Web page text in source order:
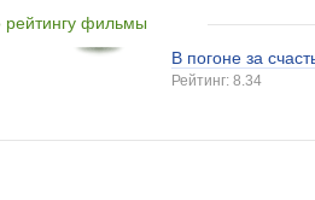
рейтингу фильмы
В погоне за
Рейтинг: 8.34